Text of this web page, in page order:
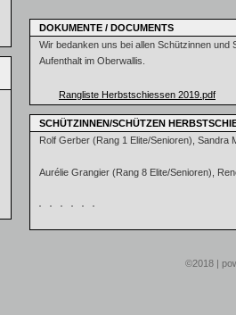
DOKUMENTE / DOCUMENTS
Wir bedanken uns bei allen Schützinnen und
Aufenthalt im Oberwallis.
Rangliste Herbstschiessen 2019.pdf
SCHÜTZINNEN/SCHÜTZEN
Rolf Gerber (Rang 1 Elite/Senioren), Sandra
Aurélie Grangier (Rang 8 Elite/Senioren),
©2018 |